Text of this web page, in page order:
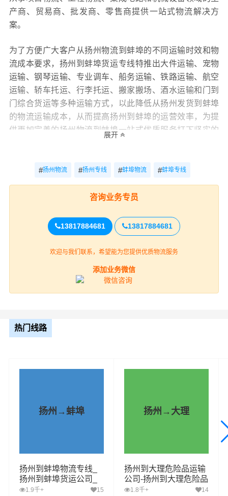
产商、贸易商、批发商、零售商提供一站式物流解决方
案。
为了方便广大客户从扬州物流到蚌埠的不同运输时效和物
流成本要求，扬州到蚌埠货运专线特推出大件运输、宠物
运输、钢琴运输、专业调车、船务运输、铁路运输、航空
运输、轿车托运、行李托运、搬家搬场、酒水运输和门到
门综合货运等多种运输方式，以此降低从扬州发货到蚌埠
的物流运输成本，从而提高扬州到蚌埠的运营效率，为提
供更加完善的扬州物流到蚌埠一站式优质服务打下坚实的
州的高度”服务理念，积极研发和引进具有高科技含量的信
息技术与设备来提升扬州到蚌埠物流专线服务水准。
的运营，进一步提高财根扬州综合竞争力，公司在蚌埠专
大的保障了货物的准时到达和及时派送，缩短了货物在途
对门）的专业物流服务
的角度综合考虑时效、安全性、价格，为客户选择合适、
及时、便宜的
物流,物流公司,货运公司,发全国物流,物流运
展开
#扬州物流 #扬州专线 #蚌埠物流 #蚌埠专线
咨询业务专员
13817884681 13817884681
欢迎与我们联系，希望能为您提供优质物流服务
添加业务微信
热门线路
扬州→蚌埠
扬州到蚌埠物流专线_
扬州到蚌埠货运公司_
扬州至蚌埠运输专线哪
1.9千+ 15
扬州→大理
扬州到大理危险品运输
公司-扬州到大理危险品
物流公司-扬州到大理危
1.8千+ 14